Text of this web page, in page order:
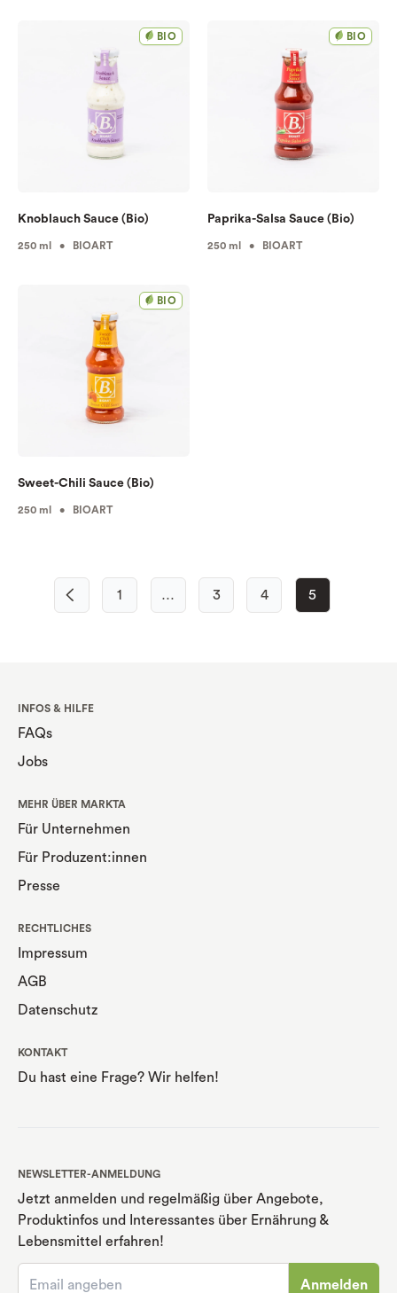
BIO
Knoblauch Sauce (Bio)
250 ml • BIOART
BIO
Paprika-Salsa Sauce (Bio)
250 ml • BIOART
BIO
Sweet-Chili Sauce (Bio)
250 ml • BIOART
1 … 3 4 5
INFOS & HILFE
FAQs
Jobs
MEHR ÜBER MARKTA
Für Unternehmen
Für Produzent:innen
Presse
RECHTLICHES
Impressum
AGB
Datenschutz
KONTAKT
Du hast eine Frage? Wir helfen!
NEWSLETTER-ANMELDUNG
Jetzt anmelden und regelmäßig über Angebote,
Produktinfos und Interessantes über Ernährung &
Lebensmittel erfahren!
Anmelden